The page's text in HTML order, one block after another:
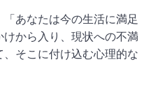
あなたは今の生活に満足
から入り、現状への不満
そこに付け込む心理的な